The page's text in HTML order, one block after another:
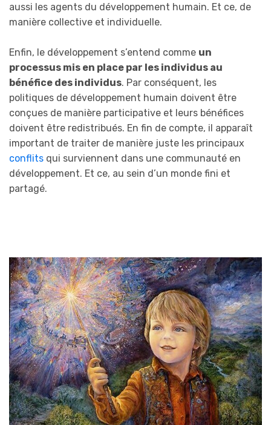
aussi les agents du développement humain. Et ce, de
manière collective et individuelle.
Enfin, le développement s’entend comme un
processus mis en place par les individus au
bénéfice des individus. Par conséquent, les
politiques de développement humain doivent être
conçues de manière participative et leurs bénéfices
doivent être redistribués. En fin de compte, il apparaît
important de traiter de manière juste les principaux
conflits qui surviennent dans une communauté en
développement. Et ce, au sein d’un monde fini et
partagé.